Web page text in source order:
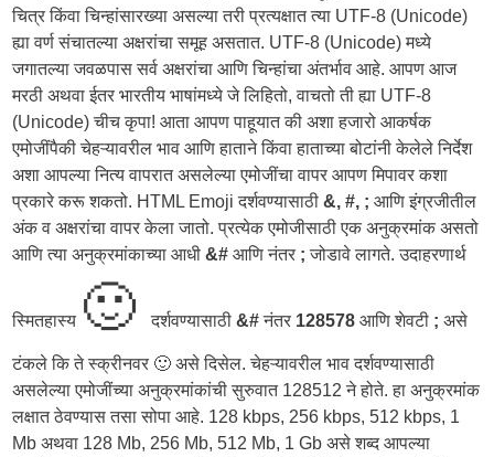
चित्र किंवा चिन्हांसारख्या असल्या तरी प्रत्यक्षात त्या UTF-8 (Unicode)
ह्या वर्ण संचातल्या अक्षरांचा समूह असतात. UTF-8 (Unicode) मध्ये
जगातल्या जवळपास सर्व अक्षरांचा आणि चिन्हांचा अंतर्भाव आहे. आपण आज
मरठी अथवा ईतर भारतीय भाषांमध्ये जे लिहितो, वाचतो ती ह्या UTF-8
(Unicode) चीच कृपा! आता आपण पाहूयात की अशा हजारो आकर्षक
एमोजींपैकी चेहऱ्यावरील भाव आणि हाताने किंवा हाताच्या बोटांनी केलेले निर्देश
अशा आपल्या नित्य वापरात असलेल्या एमोजींचा वापर आपण मिपावर कशा
प्रकारे करू शकतो. HTML Emoji दर्शवण्यासाठी&, #, ; आणि इंग्रजीतील
अंक व अक्षरांचा वापर केला जातो. प्रत्येक एमोजीसाठी एक अनुक्रमांक असतो
आणि त्या अनुक्रमांकाच्या आधी&# आणि नंतर ; जोडावे लागते. उदाहरणार्थ
स्मितहास्य 🙂दर्शवण्यासाठी&#नंतर 128578 आणि शेवटी ;असे
टंकले कि ते स्क्रीनवर 🙂 असे दिसेल. चेहऱ्यावरील भाव दर्शवण्यासाठी
असलेल्या एमोजींच्या अनुक्रमांकांची सुरुवात 128512 ने होते. हा अनुक्रमांक
लक्षात ठेवण्यास तसा सोपा आहे. 128 kbps, 256 kbps, 512 kbps, 1
Mb अथवा 128 Mb, 256 Mb, 512 Mb, 1 Gb असे शब्द आपल्या